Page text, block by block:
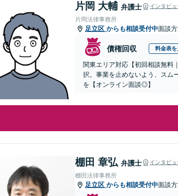
片岡 大輔 弁護士 インタビ
片岡法律事務所
足立区 からも相談受付中面談
債権回収 料金表を
関東エリア対応【初回相談無料
択。事業を止めないよう、スム
を【オンライン面談◎】
棚田 章弘 弁護士 インタビ
棚田法律事務所
足立区 からも相談受付中面談